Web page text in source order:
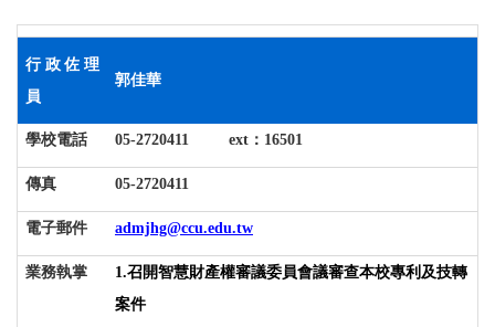
行政佐理
員
郭佳華
學校電話 05-2720411 ext ：16501
傳真 05-2720411
電子郵件 admjhg@ccu.edu.tw
業務執掌 1.召開智慧財產權審議委員會議審查本校專利及技轉
案件